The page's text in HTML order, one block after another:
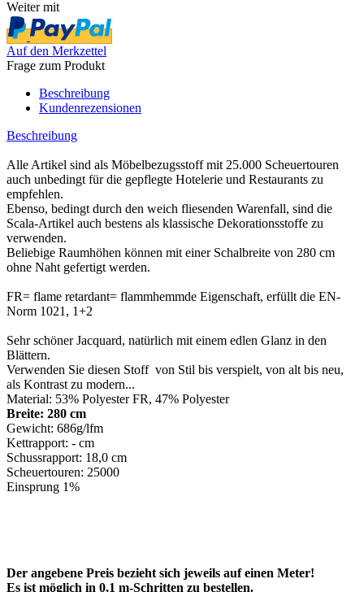
Weiter mit
Auf den Merkzettel
Frage zum Produkt
Beschreibung
Kundenrezensionen
Beschreibung
Alle Artikel sind als Möbelbezugsstoff mit 25.000 Scheuertouren
auch unbedingt für die gepflegte Hotelerie und Restaurants zu
empfehlen.
Ebenso, bedingt durch den weich fliesenden Warenfall, sind die
Scala-Artikel auch bestens als klassische Dekorationsstoffe zu
verwenden.
Beliebige Raumhöhen können mit einer Schalbreite von 280 cm
ohne Naht gefertigt werden.
FR= flame retardant= flammhemmde Eigenschaft, erfüllt die EN-
Norm 1021, 1+2
Sehr schöner Jacquard, natürlich mit einem edlen Glanz in den
Blättern.
Verwenden Sie diesen Stoff von Stil bis verspielt, von alt bis neu,
als Kontrast zu modern...
Material: 53% Polyester FR, 47% Polyester
Breite: 280 cm
Gewicht: 686g/lfm
Kettrapport: - cm
Schussrapport: 18,0 cm
Scheuertouren: 25000
Einsprung 1%
Der angebene Preis bezieht sich jeweils auf einen Meter!
Es ist möglich in 0,1 m-Schritten zu bestellen.